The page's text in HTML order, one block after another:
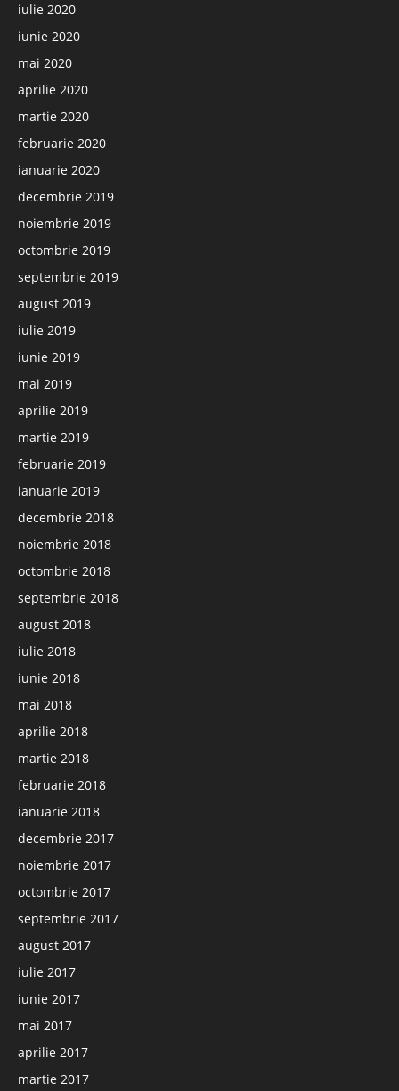
iulie 2020
iunie 2020
mai 2020
aprilie 2020
martie 2020
februarie 2020
ianuarie 2020
decembrie 2019
noiembrie 2019
octombrie 2019
septembrie 2019
august 2019
iulie 2019
iunie 2019
mai 2019
aprilie 2019
martie 2019
februarie 2019
ianuarie 2019
decembrie 2018
noiembrie 2018
octombrie 2018
septembrie 2018
august 2018
iulie 2018
iunie 2018
mai 2018
aprilie 2018
martie 2018
februarie 2018
ianuarie 2018
decembrie 2017
noiembrie 2017
octombrie 2017
septembrie 2017
august 2017
iulie 2017
iunie 2017
mai 2017
aprilie 2017
martie 2017